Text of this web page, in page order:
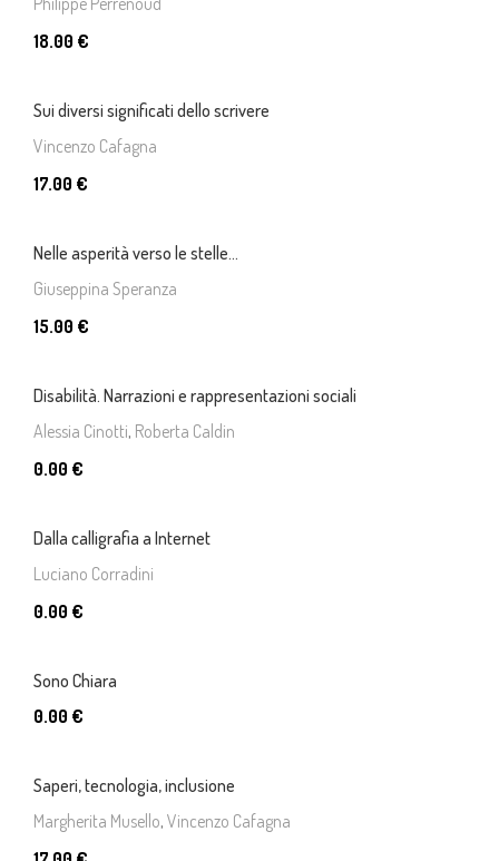
18.00 €
Sui diversi significati dello scrivere
Vincenzo Cafagna
17.00 €
Nelle asperità verso le stelle...
Giuseppina Speranza
15.00 €
Disabilità. Narrazioni e rappresentazioni sociali
Alessia Cinotti, Roberta Caldin
0.00 €
Dalla calligrafia a Internet
Luciano Corradini
0.00 €
Sono Chiara
0.00 €
Saperi, tecnologia, inclusione
Margherita Musello, Vincenzo Cafagna